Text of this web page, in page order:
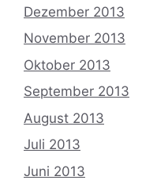
Dezember 2013
November 2013
Oktober 2013
September 2013
August 2013
Juli 2013
Juni 2013